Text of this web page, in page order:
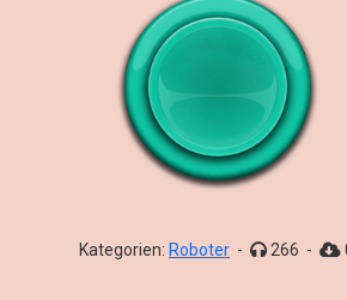
Kategorien: Roboter - 266 -